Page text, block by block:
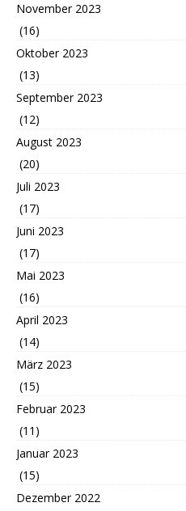
November 2023
(16)
Oktober 2023
(13)
September 2023
(12)
August 2023
(20)
Juli 2023
(17)
Juni 2023
(17)
Mai 2023
(16)
April 2023
(14)
März 2023
(15)
Februar 2023
(11)
Januar 2023
(15)
Dezember 2022